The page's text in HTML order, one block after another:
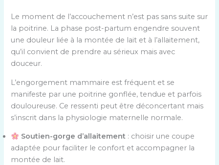
a
s
t
u
c
s
a
v
e
c
Le moment de l’accouchement n’est pas sans suite sur
la poitrine. La phase post-partum engendre souvent
une douleur liée à la montée de lait et à l’allaitement,
qu’il convient de prendre au sérieux mais avec
douceur.
L’engorgement mammaire est fréquent et se
manifeste par une poitrine gonflée, tendue et parfois
douloureuse. Ce ressenti peut être déconcertant mais
s’inscrit dans la physiologie maternelle normale.
Soutien-gorge d’allaitement : choisir une coupe
adaptée pour faciliter le confort et accompagner la
montée de lait.